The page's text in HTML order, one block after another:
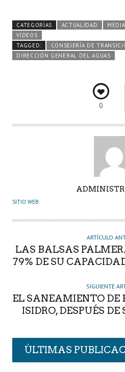
b
o
o
itt
er
ts
A
p
e
dI
n
m
CATEGORÍAS ACTUALIDAD
VÍDEOS
TAGGED:
CONSEJERÍA DE
DIRECCIÓN GENERAL DEL AGUAS
0
U
O
SITIO WEB
ARTÍCULO
LAS BALSAS
79% DE SU
SIGUIENTE
EL SANEAMIENTO DE
ISIDRO, DESPUÉS
ÚLTIMAS